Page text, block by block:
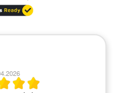
z pracownikiem sklepu. Krok po